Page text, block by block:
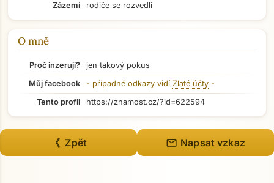
Přejít na hlavní obsah
Zázemí
rodiče se rozvedli
O mně
Proč inzeruji?
jen takový pokus
Můj facebook
- případné odkazy vidí Zlaté účty -
Tento profil
https://znamost.cz/?id=622594
《 Zpět mail Napsat vzkaz